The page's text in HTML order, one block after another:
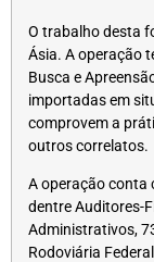
O trabalho desta
Ásia. A operação
Busca e
importadas em
comprovem a
outros correlatos.
A operação conta
dentre Auditores-
Administrativos,
Rodoviária